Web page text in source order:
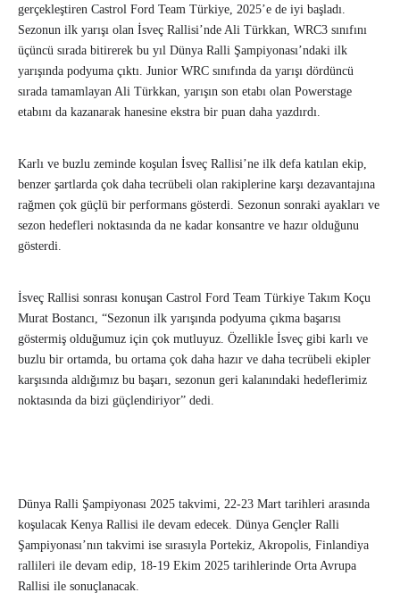
gerçekleştiren Castrol Ford Team Türkiye, 2025’e de iyi başladı.
Sezonun ilk yarışı olan İsveç Rallisi’nde Ali Türkkan, WRC3 sınıfını
üçüncü sırada bitirerek bu yıl Dünya Ralli Şampiyonası’ndaki ilk
yarışında podyuma çıktı. Junior WRC sınıfında da yarışı dördüncü
sırada tamamlayan Ali Türkkan, yarışın son etabı olan Powerstage
etabını da kazanarak hanesine ekstra bir puan daha yazdırdı.
Karlı ve buzlu zeminde koşulan İsveç Rallisi’ne ilk defa katılan ekip,
benzer şartlarda çok daha tecrübeli olan rakiplerine karşı dezavantajına
rağmen çok güçlü bir performans gösterdi. Sezonun sonraki ayakları ve
sezon hedefleri noktasında da ne kadar konsantre ve hazır olduğunu
gösterdi.
İsveç Rallisi sonrası konuşan Castrol Ford Team Türkiye Takım Koçu
Murat Bostancı, “Sezonun ilk yarışında podyuma çıkma başarısı
göstermiş olduğumuz için çok mutluyuz. Özellikle İsveç gibi karlı ve
buzlu bir ortamda, bu ortama çok daha hazır ve daha tecrübeli ekipler
karşısında aldığımız bu başarı, sezonun geri kalanındaki hedeflerimiz
noktasında da bizi güçlendiriyor” dedi.
Dünya Ralli Şampiyonası 2025 takvimi, 22-23 Mart tarihleri arasında
koşulacak Kenya Rallisi ile devam edecek. Dünya Gençler Ralli
Şampiyonası’nın takvimi ise sırasıyla Portekiz, Akropolis, Finlandiya
rallileri ile devam edip, 18-19 Ekim 2025 tarihlerinde Orta Avrupa
Rallisi ile sonuçlanacak.